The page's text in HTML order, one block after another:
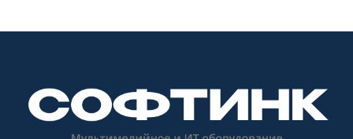
оборудование и подготовить КП.